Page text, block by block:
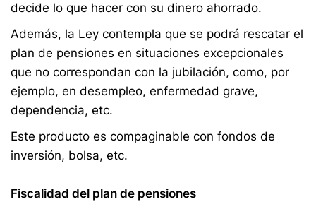
decide lo que hacer con su dinero ahorrado.
Además, la Ley contempla que se podrá rescatar el
plan de pensiones en situaciones excepcionales
que no correspondan con la jubilación, como, por
ejemplo, en desempleo, enfermedad grave,
dependencia, etc.
Este producto es compaginable con fondos de
inversión, bolsa, etc.
Fiscalidad del plan de pensiones